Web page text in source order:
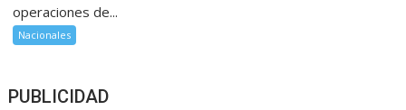
operaciones de...
Nacionales
PUBLICIDAD